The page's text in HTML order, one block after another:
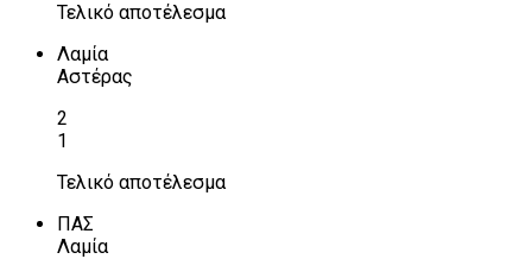
Τελικό αποτέλεσμα
Λαμία
Αστέρας
2
1
Τελικό αποτέλεσμα
ΠΑΣ
Λαμία